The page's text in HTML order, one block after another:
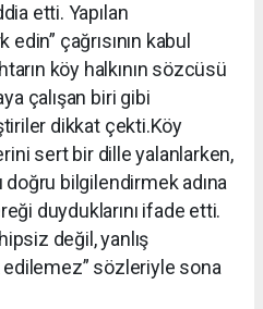
etti. Yapılan
çağrısının kabul
köy halkının sözcüsü
çalışan biri gibi
dikkat çekti.Köy
sert bir dille yalanlarken,
bilgilendirmek adına
duyduklarını ifade etti.
değil, yanlış
sözleriyle sona